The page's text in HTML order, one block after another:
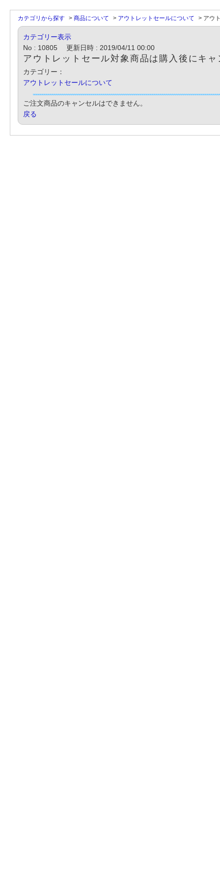
カテゴリから探す > 商品について > アウトレットセールについて > アウ
カテゴリー表示
No : 10805
更新日時 : 2019/04/11 00:00
アウトレットセール対象商品は購入後にキ
カテゴリー：
アウトレットセールについて
ご注文商品のキャンセルはできません。
戻る